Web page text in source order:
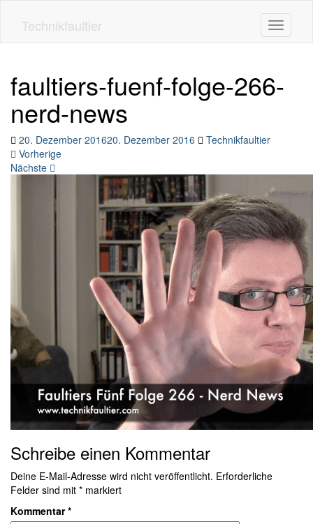
Technikfaultier Toggle
faultiers-fuenf-folge-266-
nerd-news
20. Dezember 201620. Dezember 2016
Technikfaultier
Vorherige
Nächste
Schreibe einen Kommentar
Deine E-Mail-Adresse wird nicht veröffentlicht. Erforderliche
Felder sind mit * markiert
Kommentar*